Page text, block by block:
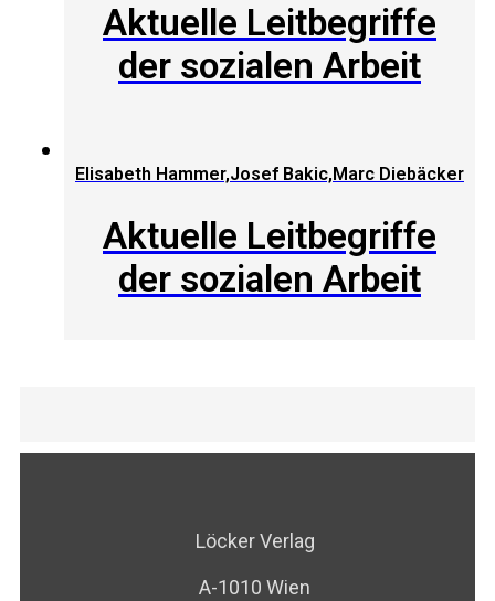
Aktuelle Leitbegriffe
der sozialen Arbeit
Elisabeth Hammer,Josef Bakic,Marc Diebäcker
Aktuelle Leitbegriffe
der sozialen Arbeit
Löcker Verlag
A-1010 Wien